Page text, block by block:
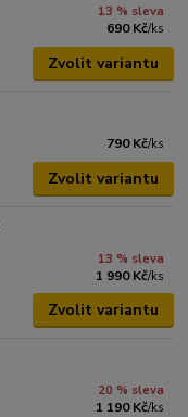
13 % sleva
690 Kč/ks
Zvolit variantu
790 Kč/ks
Zvolit variantu
13 % sleva
1 990 Kč/ks
Zvolit variantu
20 % sleva
1 190 Kč/ks